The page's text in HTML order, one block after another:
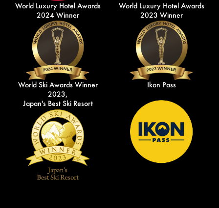
World Luxury Hotel Awards
2024 Winner
World Luxury Hotel Awards
2023 Winner
World Ski Awards Winner
2023,
Japan's Best Ski Resort
Ikon Pass